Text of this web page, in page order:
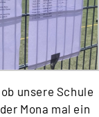
unsere Schule
Mona mal ein